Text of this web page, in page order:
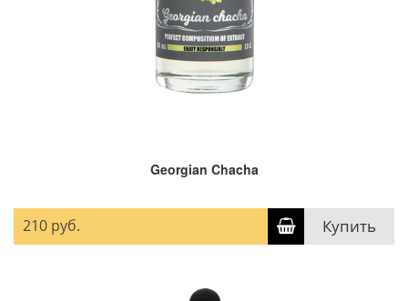
Georgian Chacha
210 руб. Купить